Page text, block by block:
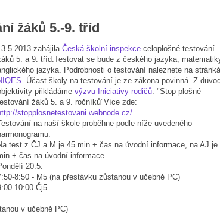
žáků 5.-9. tříd
zahájila Česká školní inspekce celoplošné testování
5. a 9. tříd.Testovat se bude z českého jazyka,
jazyka. Podrobnosti o testování naleznete na
. Účast školy na testování je ze zákona povinná. Z
přikládáme výzvu Iniciativy rodičů: "Stop plošné
žáků 5. a 9. ročníků"Více zde:
stopplosnetestovani.webnode.cz/
na naší škole proběhne podle níže uvedeného
test z ČJ a M je 45 min + čas na úvodní informace, na AJ je
čas na úvodní informace.
20.5.
8:50 - M5 (na přestávku zůstanou v učebně PC)
10:00 Čj5
v učebně PC)